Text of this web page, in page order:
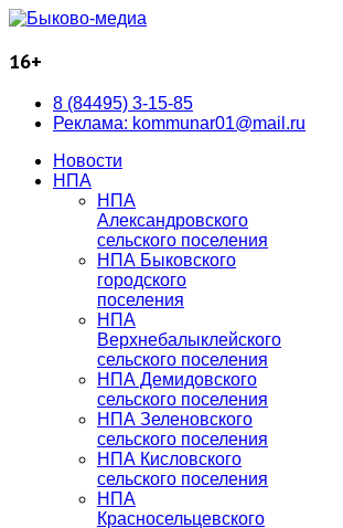
16+
8 (84495) 3-15-85
Реклама: kommunar01@mail.ru
Новости
НПА
НПА
Александровского
сельского поселения
НПА Быковского
городского
поселения
НПА
Верхнебалыклейского
сельского поселения
НПА Демидовского
сельского поселения
НПА Зеленовского
сельского поселения
НПА Кисловского
сельского поселения
НПА
Красносельцевского